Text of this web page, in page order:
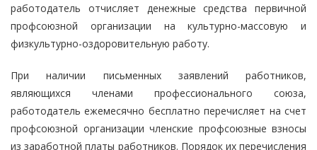
работодатель отчисляет денежные средства первичной
профсоюзной организации на культурно-массовую и
физкультурно-оздоровительную работу.
При наличии письменных заявлений работников,
являющихся членами профессионального союза,
работодатель ежемесячно бесплатно перечисляет на счет
профсоюзной организации членские профсоюзные взносы
из заработной платы работников. Порядок их перечисления